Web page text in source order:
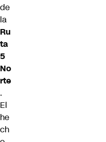
de
la
Ru
ta
5
No
rte
.
El
he
ch